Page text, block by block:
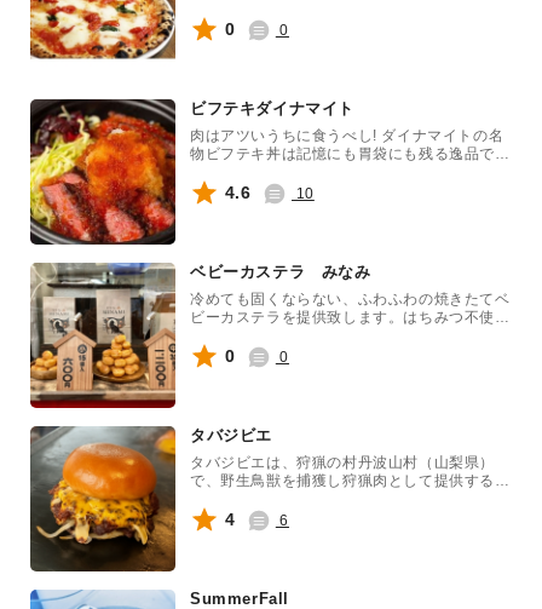
家製。その小麦づくりにも加わり、畑で麦を踏
み、土にまみれる日々中、ソースは自ら畑で育
ジルなど、栽培から調理まで、すべてを手がけ
たパーフェクトな自家製ピッツア。
0 0
ビフテキダイナマイト
肉はアツいうちに食うべし! ダイナマイトの名
物ビフテキ丼は記憶にも胃袋にも残る逸品で
4.6 10
ベビーカステラ みなみ
冷めても固くならない、ふわふわの焼きたてベ
ビーカステラを提供致します。はちみつ不使用
幅広い年代の方たちに人気のベビーカステラで
す。手土産にもおやつにも最適です。
0 0
タバジビエ
タバジビエは、狩猟の村丹波山村（山梨県）
で、野生鳥獣を捕獲し狩猟肉として提供するキ
4 6
SummerFall